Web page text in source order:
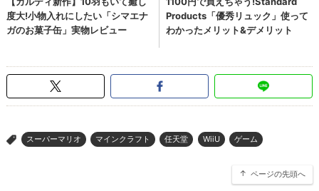
> スーパーマリオ マインクラフト 任天堂 WiiU ゲーム
ページの先頭へ